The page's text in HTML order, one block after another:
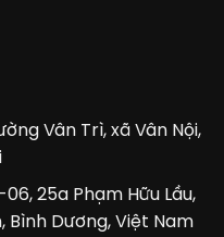
Vân Trì, xã Vân Nội,
06, 25a Phạm Hữu Lầu,
Bình Dương, Việt Nam